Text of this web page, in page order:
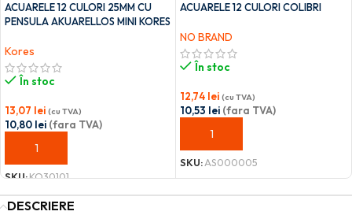
ACUARELE 12 CULORI 25MM CU
PENSULA AKUARELLOS MINI KORES
Kores
În stoc
13,07 lei (cu TVA)
10,80 lei (fara TVA)
ADAUGĂ ÎN COȘ
SKU:KO30101
ACUARELE 12 CULORI COLIBRI
NO BRAND
În stoc
12,74 lei (cu TVA)
10,53 lei (fara TVA)
ADAUGĂ ÎN COȘ
SKU:AS000005
DESCRIERE